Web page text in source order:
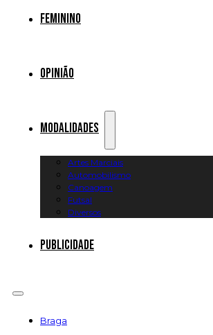
Feminino
Opinião
Modalidades
Artes Marciais
Automobilismo
Canoagem
Futsal
Diversos
Publicidade
Braga